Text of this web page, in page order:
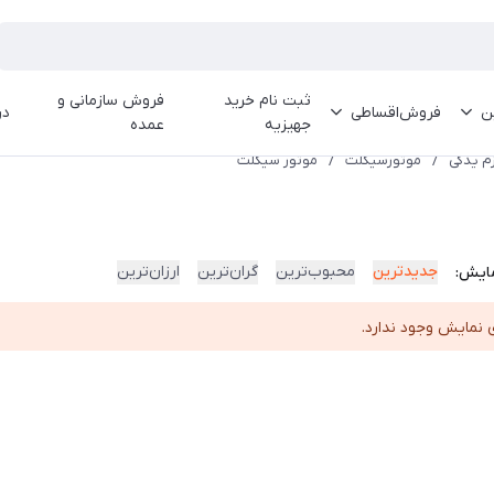
فروش‌اقساطی
ثبت نام خرید
جهیزیه
فروش سازمانی و
عمده
یدکی / موتورسیکلت / موتور سیکلت
جدیدترین محبوب‌ترین گران‌ترین ارزان‌ترین
نمایش وجود ندارد.